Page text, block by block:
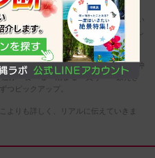
いをしてきました。 けれど、沖縄の
――数え切れず、まだまだ伝えきれてい
越しになっていない方も、大勢いらっし
い、足を運んでほしいと思い、この「沖
ぶ・食べる・泊まる・買う――数えき
つピックアップ。
よりも詳しく、リアルに伝えていきま